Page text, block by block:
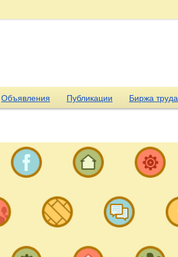
Объявления Публикации Биржа труда